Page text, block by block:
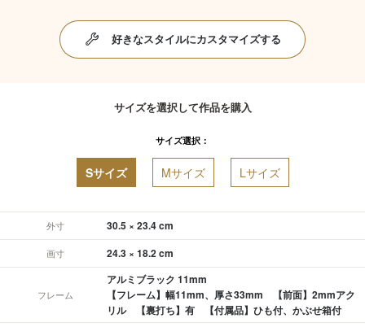
好きなスタイルにカスタマイズする
サイズを選択して作品を購入
サイズ選択：
Sサイズ Mサイズ Lサイズ
外寸 30.5 × 23.4 cm
画寸 24.3 × 18.2 cm
フレーム
アルミブラック 11mm
【フレーム】幅11mm、厚さ33mm 【前面】2mmアク
リル 【裏打ち】有 【付属品】ひも付、かぶせ箱付